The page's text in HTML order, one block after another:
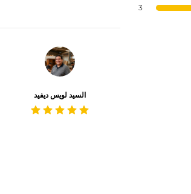
3
السيد لويس ديفيد